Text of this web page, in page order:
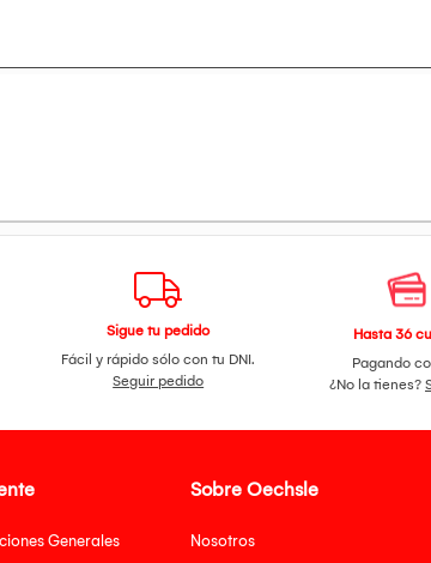
Sigue tu pedido
Fácil y rápido sólo con tu DNI.
Seguir pedido
Hasta 36
Pagando
¿No la tienes?
Generales
Sobre Oechsle
Nosotros